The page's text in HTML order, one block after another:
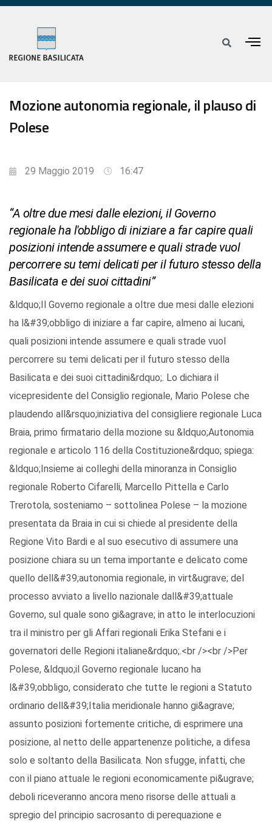
Mozione autonomia regionale, il plauso di
Polese
29 Maggio 2019 16:47
“A oltre due mesi dalle elezioni, il Governo
regionale ha l'obbligo di iniziare a far capire quali
posizioni intende assumere e quali strade vuol
percorrere su temi delicati per il futuro stesso della
Basilicata e dei suoi cittadini”
&ldquo;Il Governo regionale a oltre due mesi dalle elezioni
ha l&#39;obbligo di iniziare a far capire, almeno ai lucani,
quali posizioni intende assumere e quali strade vuol
percorrere su temi delicati per il futuro stesso della
Basilicata e dei suoi cittadini&rdquo;. Lo dichiara il
vicepresidente del Consiglio regionale, Mario Polese che
plaudendo all&rsquo;iniziativa del consigliere regionale Luca
Braia, primo firmatario della mozione su &ldquo;Autonomia
regionale e articolo 116 della Costituzione&rdquo; spiega:
&ldquo;Insieme ai colleghi della minoranza in Consiglio
regionale Roberto Cifarelli, Marcello Pittella e Carlo
Trerotola, sosteniamo – sottolinea Polese – la mozione
presentata da Braia in cui si chiede al presidente della
Regione Vito Bardi e al suo esecutivo di assumere una
posizione chiara su un tema importante e delicato come
quello dell&#39;autonomia regionale, in virt&ugrave; del
processo avviato a livello nazionale dall&#39;attuale
Governo, sul quale sono gi&agrave; in atto le interlocuzioni
tra il ministro per gli Affari regionali Erika Stefani e i
governatori delle Regioni italiane&rdquo;.<br /><br />Per
Polese, &ldquo;il Governo regionale lucano ha
l&#39;obbligo, considerato che tutte le regioni a Statuto
ordinario dell&#39;Italia meridionale hanno gi&agrave;
assunto posizioni fortemente critiche, di esprimere una
posizione, al netto delle appartenenze politiche, a difesa
solo e soltanto della Basilicata. Non sfugge, infatti, che
con il piano attuale le regioni economicamente pi&ugrave;
deboli riceveranno ancora meno risorse delle attuali a
spregio del principio sacrosanto di perequazione e